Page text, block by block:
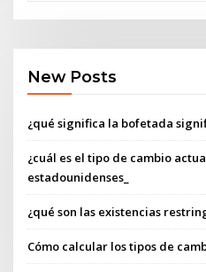
New Posts
¿qué significa la bofetada
¿cuál es el tipo de cambio
estadounidenses_
¿qué son las existencias
Cómo calcular los tipos de